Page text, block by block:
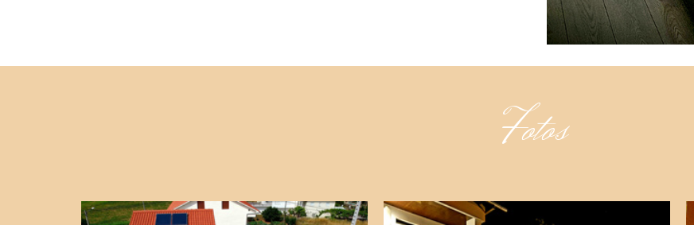
Fotos